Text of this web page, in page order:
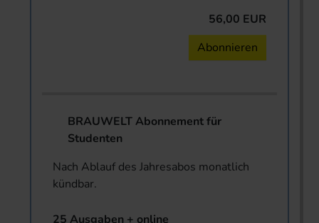
56,00 EUR
Abonnieren
BRAUWELT Abonnement für
Studenten
Nach Ablauf des Jahresabos monatlich
kündbar.
25 Ausgaben + online